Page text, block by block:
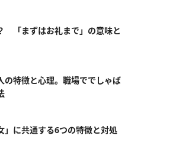
「まずはお礼まで」の意味と
の特徴と心理。職場ででしゃば
」に共通する6つの特徴と対処